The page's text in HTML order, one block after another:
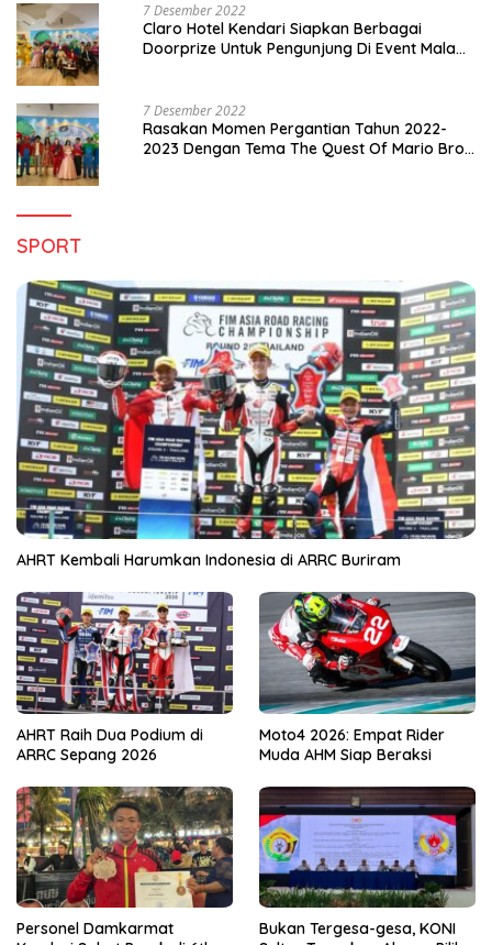
7 Desember 2022
Claro Hotel Kendari Siapkan Berbagai
Doorprize Untuk Pengunjung Di Event Malam
7 Desember 2022
Rasakan Momen Pergantian Tahun 2022-
2023 Dengan Tema The Quest Of Mario Bros
SPORT
AHRT Kembali Harumkan Indonesia di ARRC Buriram
AHRT Raih Dua Podium di
ARRC Sepang 2026
Moto4 2026: Empat Rider
Muda AHM Siap Beraksi
Personel Damkarmat
Bukan Tergesa-gesa, KONI